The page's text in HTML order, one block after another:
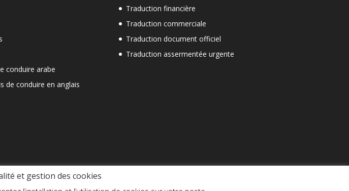
conduire arabe
de conduire en anglais
Traduction financière
Traduction commerciale
Traduction document officiel
Traduction assermentée urgente
et gestion des cookies